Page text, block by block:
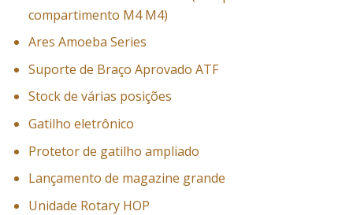
compartimento M4 M4)
Ares Amoeba Series
Suporte de Braço Aprovado ATF
Stock de várias posições
Gatilho eletrônico
Protetor de gatilho ampliado
Lançamento de magazine grande
Unidade Rotary HOP